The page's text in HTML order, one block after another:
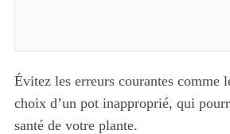
Évitez les erreurs courantes comme
choix d’un pot inapproprié, qui
santé de votre plante.